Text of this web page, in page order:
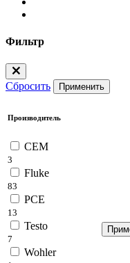
Фильтр
Сбросить Применить
Производитель
CEM
3
Fluke
83
PCE
13
Testo
7
Wohler